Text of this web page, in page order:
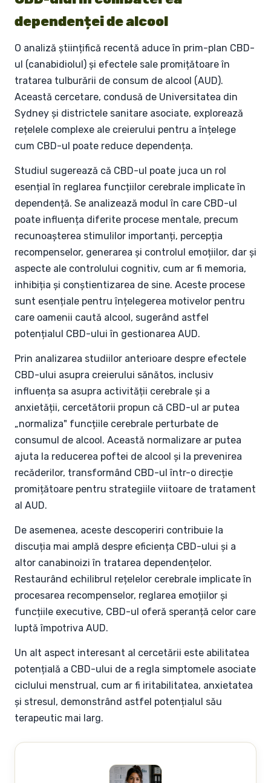
dependenței de alcool
O analiză științifică recentă aduce în prim-plan CBD-
ul (canabidiolul) și efectele sale promițătoare în
tratarea tulburării de consum de alcool (AUD).
Această cercetare, condusă de Universitatea din
Sydney și districtele sanitare asociate, explorează
rețelele complexe ale creierului pentru a înțelege
cum CBD-ul poate reduce dependența.
Studiul sugerează că CBD-ul poate juca un rol
esențial în reglarea funcțiilor cerebrale implicate în
dependență. Se analizează modul în care CBD-ul
poate influența diferite procese mentale, precum
recunoașterea stimulilor importanți, percepția
recompenselor, generarea și controlul emoțiilor, dar și
aspecte ale controlului cognitiv, cum ar fi memoria,
inhibiția și conștientizarea de sine. Aceste procese
sunt esențiale pentru înțelegerea motivelor pentru
care oamenii caută alcool, sugerând astfel
potențialul CBD-ului în gestionarea AUD.
Prin analizarea studiilor anterioare despre efectele
CBD-ului asupra creierului sănătos, inclusiv
influența sa asupra activității cerebrale și a
anxietății, cercetătorii propun că CBD-ul ar putea
„normaliza" funcțiile cerebrale perturbate de
consumul de alcool. Această normalizare ar putea
ajuta la reducerea poftei de alcool și la prevenirea
recăderilor, transformând CBD-ul într-o direcție
promițătoare pentru strategiile viitoare de tratament
al AUD.
De asemenea, aceste descoperiri contribuie la
discuția mai amplă despre eficiența CBD-ului și a
altor canabinoizi în tratarea dependențelor.
Restaurând echilibrul rețelelor cerebrale implicate în
procesarea recompenselor, reglarea emoțiilor și
funcțiile executive, CBD-ul oferă speranță celor care
luptă împotriva AUD.
Un alt aspect interesant al cercetării este abilitatea
potențială a CBD-ului de a regla simptomele asociate
ciclului menstrual, cum ar fi iritabilitatea, anxietatea
și stresul, demonstrând astfel potențialul său
terapeutic mai larg.